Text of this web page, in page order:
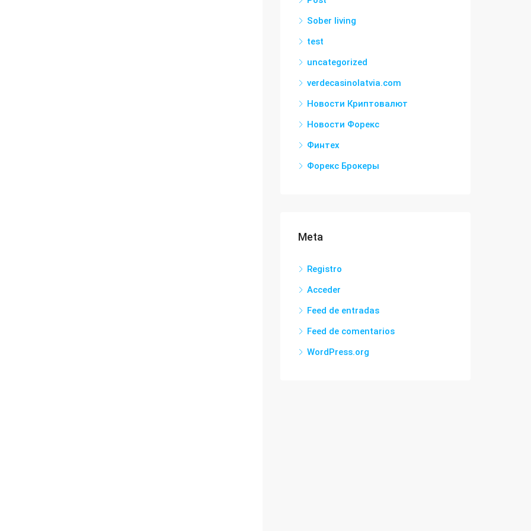
Sober living
test
uncategorized
verdecasinolatvia.com
Новости Криптовалют
Новости Форекс
Финтех
Форекс Брокеры
Meta
Registro
Acceder
Feed de entradas
Feed de comentarios
WordPress.org